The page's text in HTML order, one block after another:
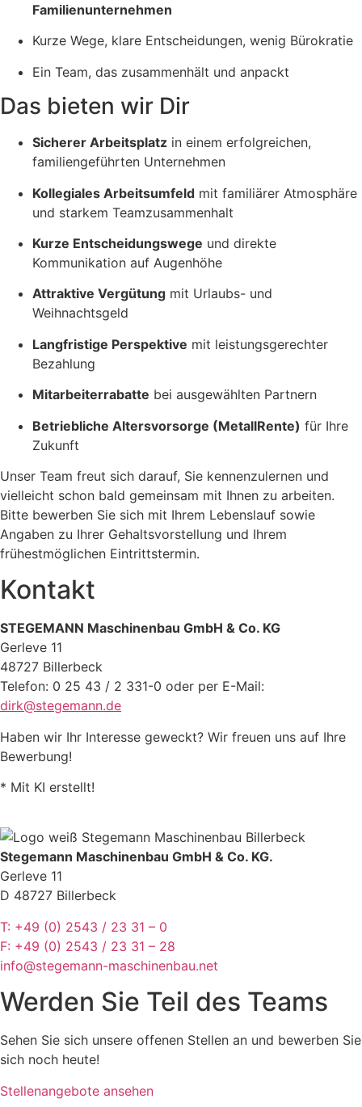
Familienunternehmen
Kurze Wege, klare Entscheidungen, wenig Bürokratie
Ein Team, das zusammenhält und anpackt
Das bieten wir Dir
Sicherer Arbeitsplatz in einem erfolgreichen,
familiengeführten Unternehmen
Kollegiales Arbeitsumfeld mit familiärer Atmosphäre
und starkem Teamzusammenhalt
Kurze Entscheidungswege und direkte
Kommunikation auf Augenhöhe
Attraktive Vergütung mit Urlaubs- und
Weihnachtsgeld
Langfristige Perspektive mit leistungsgerechter
Bezahlung
Mitarbeiterrabatte bei ausgewählten Partnern
Betriebliche Altersvorsorge (MetallRente) für Ihre
Zukunft
Unser Team freut sich darauf, Sie kennenzulernen und
vielleicht schon bald gemeinsam mit Ihnen zu arbeiten.
Bitte bewerben Sie sich mit Ihrem Lebenslauf sowie
Angaben zu Ihrer Gehaltsvorstellung und Ihrem
frühestmöglichen Eintrittstermin.
Kontakt
STEGEMANN Maschinenbau GmbH & Co. KG
Gerleve 11
48727 Billerbeck
Telefon: 0 25 43 / 2 331-0 oder per E-Mail:
dirk@stegemann.de
Haben wir Ihr Interesse geweckt? Wir freuen uns auf Ihre
Bewerbung!
* Mit KI erstellt!
Stegemann Maschinenbau GmbH & Co. KG.
Gerleve 11
D 48727 Billerbeck
T: +49 (0) 2543 / 23 31 – 0
F: +49 (0) 2543 / 23 31 – 28
info@stegemann-maschinenbau.net
Werden Sie Teil des Teams
Sehen Sie sich unsere offenen Stellen an und bewerben Sie
sich noch heute!
Stellenangebote ansehen